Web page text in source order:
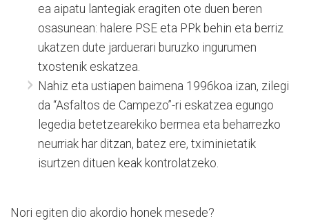
ea aipatu lantegiak eragiten ote duen beren
osasunean: halere PSE eta PPk behin eta berriz
ukatzen dute jarduerari buruzko ingurumen
txostenik eskatzea.
Nahiz eta ustiapen baimena 1996koa izan, zilegi
da “Asfaltos de Campezo”-ri eskatzea egungo
legedia betetzearekiko bermea eta beharrezko
neurriak har ditzan, batez ere, tximinietatik
isurtzen dituen keak kontrolatzeko.
Nori egiten dio akordio honek mesede?